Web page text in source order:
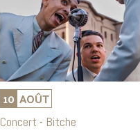
10 AOÛT
Concert - Bitche